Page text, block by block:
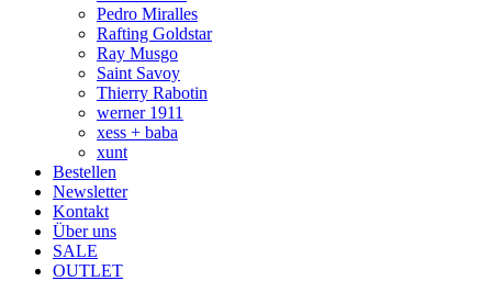
Pedro Miralles
Rafting Goldstar
Ray Musgo
Saint Savoy
Thierry Rabotin
werner 1911
xess + baba
xunt
Bestellen
Newsletter
Kontakt
Über uns
SALE
OUTLET